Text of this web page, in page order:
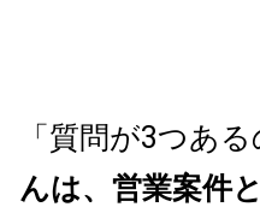
「質問が3つある
んは、営業案件